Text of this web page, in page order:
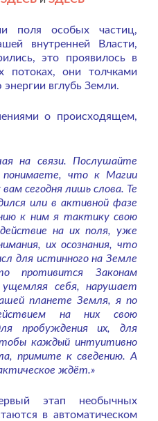
поля особых частиц,
внутренней Власти,
это проявилось в
потоках, они толчками
вглубь Земли.
о происходящем,
на связи. Послушайте
что к Магии
сегодня лишь слова. Те
или в активной фазе
к ним я тактику свою
на их поля, уже
их осознания, что
для истинного на Земле
противится Законам
ущемляя себя, нарушает
планете Земля, я по
на них свою
пробуждения их, для
каждый интуитивно
примите к сведению. А
ждёт.»
этап необычных
в автоматическом